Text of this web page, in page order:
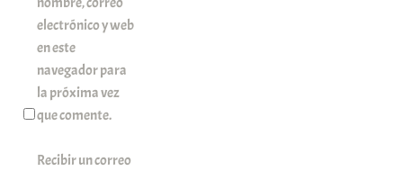
electrónico y web
en este
navegador para
la próxima vez
que comente.
Recibir un correo